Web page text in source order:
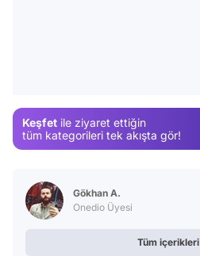
Keşfet ile ziyaret ettiğin
tüm kategorileri tek akışta gör!
Gökhan A.
Onedio Üyesi
Tüm içerikleri